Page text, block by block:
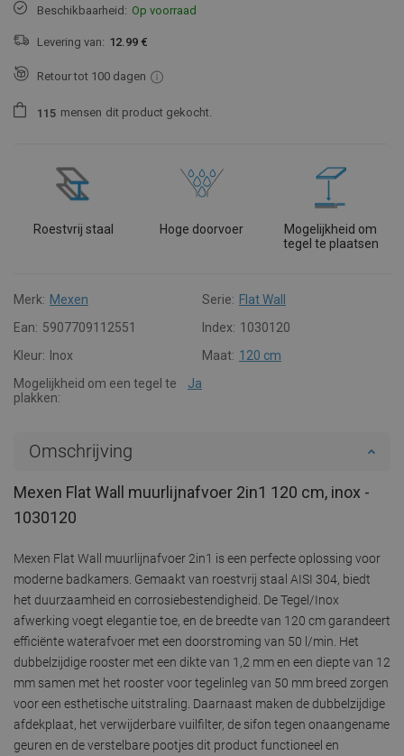
Beschikbaarheid: Op voorraad
Levering van: 12.99 €
Retour tot 100 dagen
1 1 5 mensen dit product gekocht.
Roestvrij staal Hoge doorvoer
Mogelijkheid om
tegel te plaatsen
Merk: Mexen Serie: Flat Wall
Ean: 5907709112551 Index: 1030120
Kleur:
Inox Maat: 120 cm
Mogelijkheid om een tegel te
plakken:
Ja
Omschrijving
Mexen Flat Wall muurlijnafvoer 2in1 120 cm, inox -
1030120
Mexen Flat Wall muurlijnafvoer 2in1 is een perfecte oplossing voor
moderne badkamers. Gemaakt van roestvrij staal AISI 304, biedt
het duurzaamheid en corrosiebestendigheid. De Tegel/Inox
afwerking voegt elegantie toe, en de breedte van 120 cm garandeert
efficiënte waterafvoer met een doorstroming van 50 l/min. Het
dubbelzijdige rooster met een dikte van 1,2 mm en een diepte van 12
mm samen met het rooster voor tegelinleg van 50 mm breed zorgen
voor een esthetische uitstraling. Daarnaast maken de dubbelzijdige
afdekplaat, het verwijderbare vuilfilter, de sifon tegen onaangename
geuren en de verstelbare pootjes dit product functioneel en